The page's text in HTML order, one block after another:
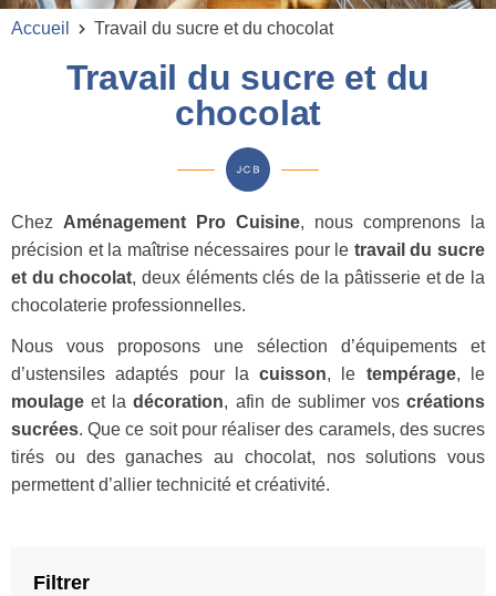
Accueil Travail du sucre et du chocolat
Travail du sucre et du
chocolat
Chez Aménagement Pro Cuisine, nous comprenons la
précision et la maîtrise nécessaires pour le travail du sucre
et du chocolat, deux éléments clés de la pâtisserie et de la
chocolaterie professionnelles.
Nous vous proposons une sélection d’équipements et
d’ustensiles adaptés pour lacuisson, le tempérage, le
moulage et ladécoration, afin de sublimer vos créations
sucrées. Que ce soit pour réaliser des caramels, des sucres
tirés ou des ganaches au chocolat, nos solutions vous
permettent d’allier technicité et créativité.
Filtrer